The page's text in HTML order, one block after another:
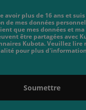
avoir plus de 16 ans et
de mes données
que mes données et
être partagées avec
Kubota. Veuillez
pour plus
Soumettre